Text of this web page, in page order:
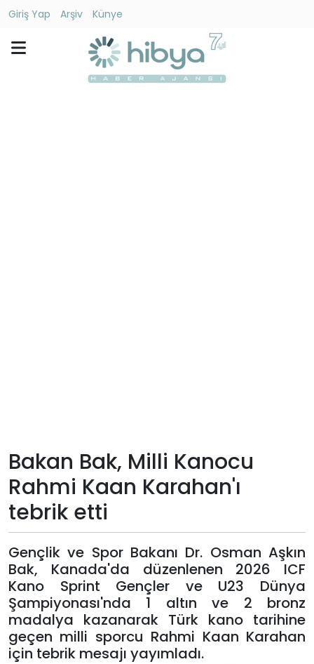
Giriş Yap Arşiv
Künye
Künye
Giriş
Yap
Bakan Bak, Milli Kanocu
Rahmi Kaan Karahan'ı
tebrik etti
Gençlik ve Spor Bakanı Dr. Osman Aşkın
Bak, Kanada'da düzenlenen 2026 ICF
Kano Sprint Gençler ve U23 Dünya
Şampiyonası'nda 1 altın ve 2 bronz
madalya kazanarak Türk kano tarihine
geçen milli sporcu Rahmi Kaan Karahan
için tebrik mesajı yayımladı.